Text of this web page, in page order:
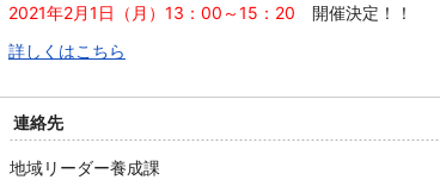
2021年2月1日（月）13：00～15：20 開催決定！！
詳しくはこちら
連絡先
地域リーダー養成課